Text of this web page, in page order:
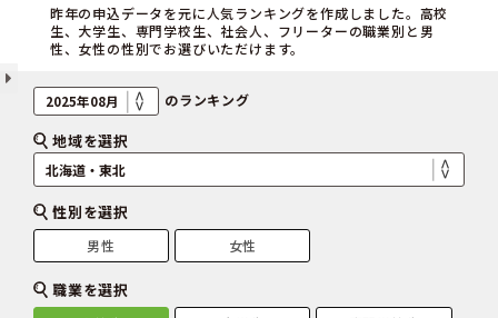
昨年の申込データを元に人気ランキングを作成しました。高校
生、大学生、専門学校生、社会人、フリーターの職業別と男
性、女性の性別でお選びいただけます。
のランキング
地域を選択
性別を選択
男性 女性
職業を選択